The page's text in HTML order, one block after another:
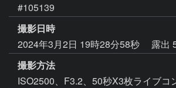
#105139
撮影日時
2024年3月2日 19時28分58秒
露出
撮影方法
ISO2500、F3.2、50秒X3枚ライブコ